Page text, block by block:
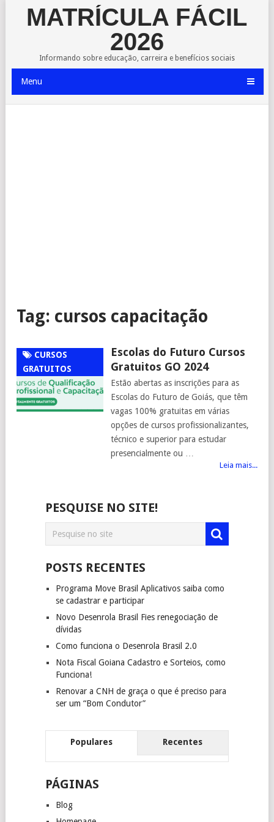
MATRÍCULA FÁCIL
2026
Informando sobre educação, carreira e benefícios sociais
Menu
Tag: cursos capacitação
CURSOS
GRATUITOS
Escolas do Futuro Cursos
Gratuitos GO 2024
Estão abertas as inscrições para as
Escolas do Futuro de Goiás, que têm
vagas 100% gratuitas em várias
opções de cursos profissionalizantes,
técnico e superior para estudar
presencialmente ou …
Leia mais...
PESQUISE NO SITE!
POSTS RECENTES
Programa Move Brasil Aplicativos saiba como
se cadastrar e participar
Novo Desenrola Brasil Fies renegociação de
dívidas
Como funciona o Desenrola Brasil 2.0
Nota Fiscal Goiana Cadastro e Sorteios, como
Funciona!
Renovar a CNH de graça o que é preciso para
ser um “Bom Condutor”
Populares Recentes
PÁGINAS
Blog